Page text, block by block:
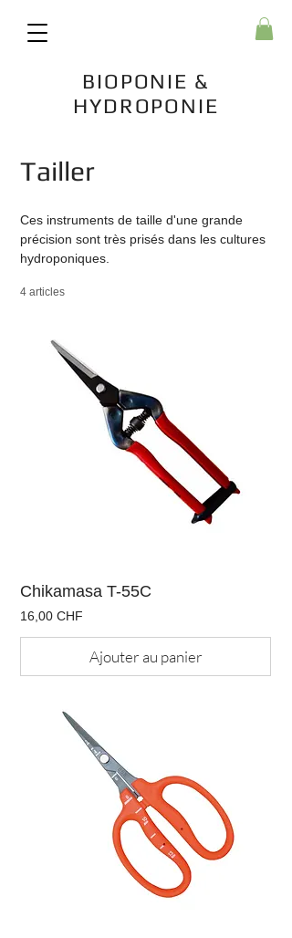
BIOPONIE &
HYDROPONIE
Tailler
Ces instruments de taille d'une grande
précision sont très prisés dans les cultures
hydroponiques.
4 articles
Chikamasa T-55C
Prix
16,00 CHF
Ajouter au panier